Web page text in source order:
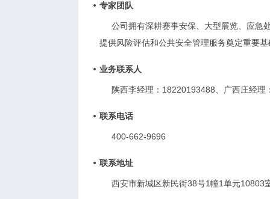
专家团队
公司拥有深耕赛事安保、大型展览、应急
提供风险评估和公共安全管理服务奠定重要基
业务联系人
陕西李经理：18220193488、广西庄经理
联系电话
400-662-9696
联系地址
西安市新城区新民街38号1幢1单元10803